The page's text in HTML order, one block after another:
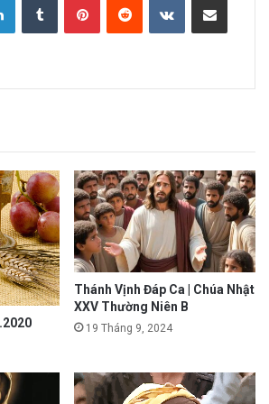
Thánh Vịnh Đáp Ca | Chúa Nhật
XXV Thường Niên B
19 Tháng 9, 2024